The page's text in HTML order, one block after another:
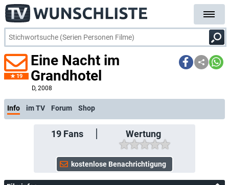
19
Eine Nacht im
Grandhotel
D, 2008
Info im TV Forum Shop
19Fans Wertung